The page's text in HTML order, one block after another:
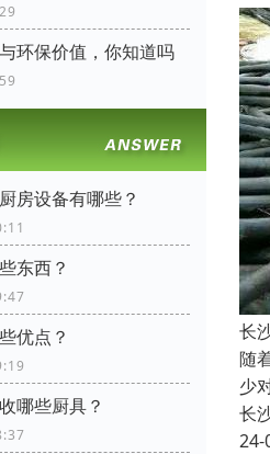
环保价值，你知道吗
房设备有哪些？
东西？
优点？
哪些厨具？
长
随
少
长
24-